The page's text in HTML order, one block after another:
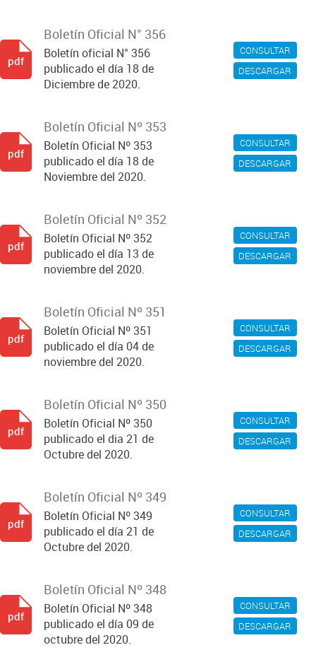
CONSULTAR
DESCARGAR
Boletín Oficial N° 356
Boletín oficial N° 356
publicado el día 18 de
Diciembre de 2020.
pdf
CONSULTAR
DESCARGAR
Boletín Oficial Nº 353
Boletín Oficial Nº 353
publicado el día 18 de
Noviembre del 2020.
pdf
CONSULTAR
DESCARGAR
Boletín Oficial Nº 352
Boletín Oficial Nº 352
publicado el día 13 de
noviembre del 2020.
pdf
CONSULTAR
DESCARGAR
Boletín Oficial Nº 351
Boletín Oficial Nº 351
publicado el día 04 de
noviembre del 2020.
pdf
CONSULTAR
DESCARGAR
Boletín Oficial Nº 350
Boletín Oficial Nº 350
publicado el dia 21 de
Octubre del 2020.
pdf
CONSULTAR
DESCARGAR
Boletín Oficial Nº 349
Boletín Oficial Nº 349
publicado el día 21 de
Octubre del 2020.
pdf
CONSULTAR
DESCARGAR
Boletín Oficial Nº 348
Boletín Oficial Nº 348
publicado el día 09 de
octubre del 2020.
pdf